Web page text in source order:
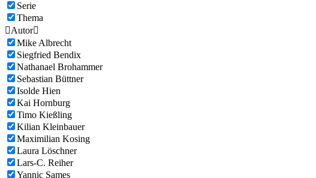
Serie
Thema
Autor
Mike Albrecht
Siegfried Bendix
Nathanael Brohammer
Sebastian Büttner
Isolde Hien
Kai Hornburg
Timo Kießling
Kilian Kleinbauer
Maximilian Kosing
Laura Löschner
Lars-C. Reiher
Yannic Sames